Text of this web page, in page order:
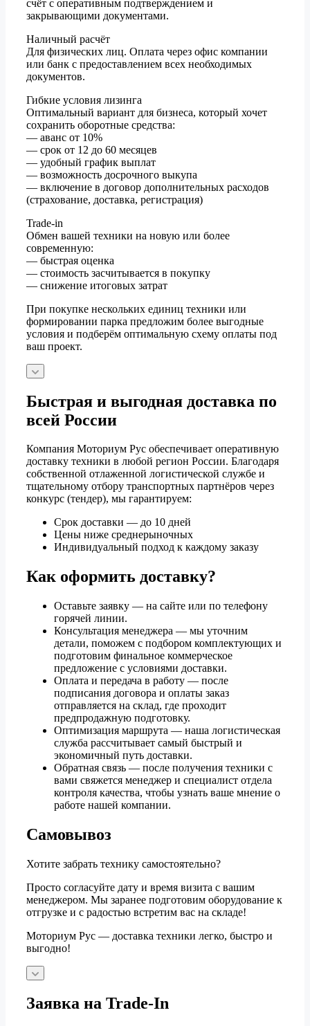
счёт с оперативным подтверждением и
закрывающими документами.
Наличный расчёт
Для физических лиц. Оплата через офис компании
или банк с предоставлением всех необходимых
документов.
Гибкие условия лизинга
Оптимальный вариант для бизнеса, который хочет
сохранить оборотные средства:
— аванс от 10%
— срок от 12 до 60 месяцев
— удобный график выплат
— возможность досрочного выкупа
— включение в договор дополнительных расходов
(страхование, доставка, регистрация)
Trade-in
Обмен вашей техники на новую или более
современную:
— быстрая оценка
— стоимость засчитывается в покупку
— снижение итоговых затрат
При покупке нескольких единиц техники или
формировании парка предложим более выгодные
условия и подберём оптимальную схему оплаты под
ваш проект.
Быстрая и выгодная доставка по
всей России
Компания Моториум Рус обеспечивает оперативную
доставку техники в любой регион России. Благодаря
собственной отлаженной логистической службе и
тщательному отбору транспортных партнёров через
конкурс (тендер), мы гарантируем:
Срок доставки — до 10 дней
Цены ниже среднерыночных
Индивидуальный подход к каждому заказу
Как оформить доставку?
Оставьте заявку — на сайте или по телефону
горячей линии.
Консультация менеджера — мы уточним
детали, поможем с подбором комплектующих и
подготовим финальное коммерческое
предложение с условиями доставки.
Оплата и передача в работу — после
подписания договора и оплаты заказ
отправляется на склад, где проходит
предпродажную подготовку.
Оптимизация маршрута — наша логистическая
служба рассчитывает самый быстрый и
экономичный путь доставки.
Обратная связь — после получения техники с
вами свяжется менеджер и специалист отдела
контроля качества, чтобы узнать ваше мнение о
работе нашей компании.
Самовывоз
Хотите забрать технику самостоятельно?
Просто согласуйте дату и время визита с вашим
менеджером. Мы заранее подготовим оборудование к
отгрузке и с радостью встретим вас на складе!
Моториум Рус — доставка техники легко, быстро и
выгодно!
Заявка на Trade-In